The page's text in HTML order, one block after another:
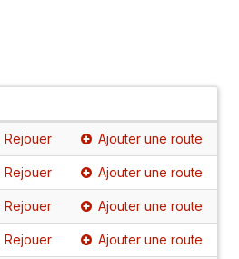
Rejouer Ajouter une route
Rejouer Ajouter une route
Rejouer Ajouter une route
Rejouer Ajouter une route